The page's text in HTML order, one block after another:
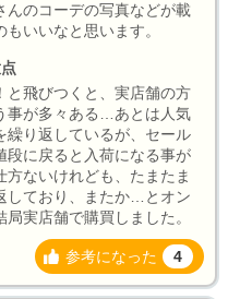
んのコーデの写真などが載
いいなと思います。
と飛びつくと、実店舗の方
事が多々ある…あとは人気
繰り返しているが、セール
段に戻ると入荷になる事が
ないけれども、たまたま
しており、またか…とオン
実店舗で購買しました。
参考になった 4